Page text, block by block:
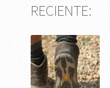
RECIENTE: